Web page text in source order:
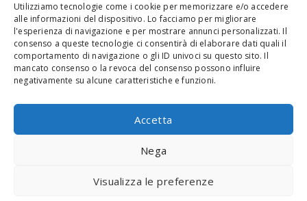
Utilizziamo tecnologie come i cookie per memorizzare e/o accedere
alle informazioni del dispositivo. Lo facciamo per migliorare
l'esperienza di navigazione e per mostrare annunci personalizzati. Il
consenso a queste tecnologie ci consentirà di elaborare dati quali il
comportamento di navigazione o gli ID univoci su questo sito. Il
mancato consenso o la revoca del consenso possono influire
negativamente su alcune caratteristiche e funzioni.
Accetta
Nega
Visualizza le preferenze
Campo estivo 2026
Come iscriversi al campo 2026